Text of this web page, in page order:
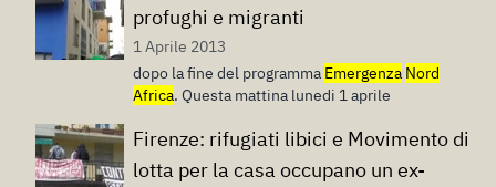
profughi e migranti
1 Aprile 2013
dopo la fine del programma Emergenza Nord
Africa. Questa mattina lunedi 1 aprile
Firenze: rifugiati libici e Movimento di
lotta per la casa occupano un ex-